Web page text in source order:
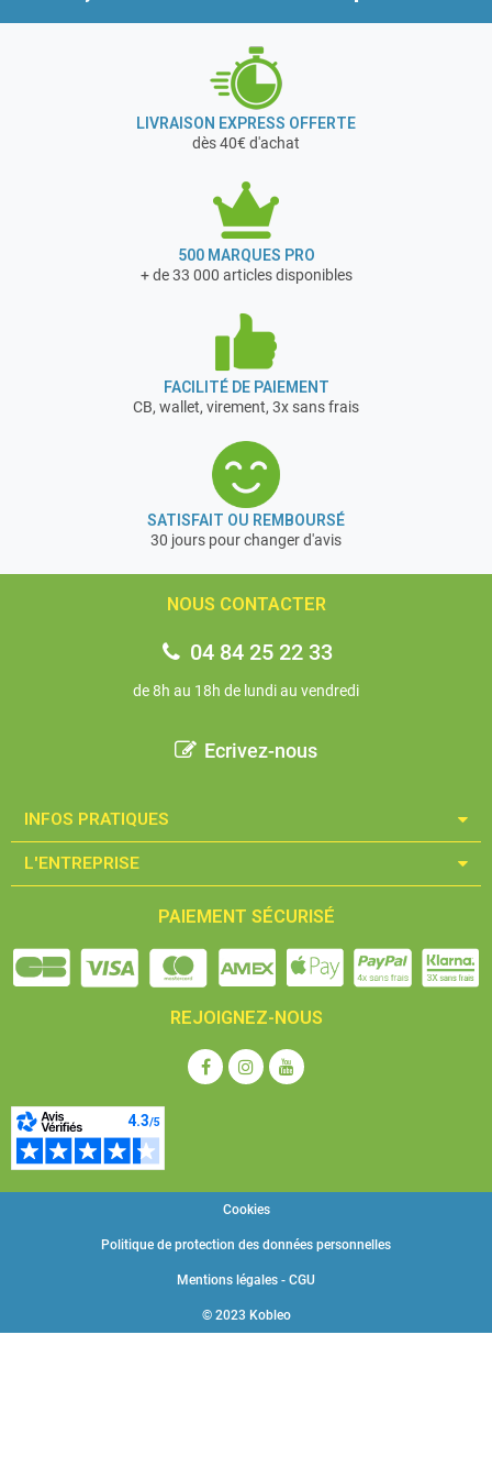
LIVRAISON EXPRESS OFFERTE
dès 40€ d'achat
500 MARQUES PRO
+ de 33 000 articles disponibles
FACILITÉ DE PAIEMENT
CB, wallet, virement, 3x sans frais
SATISFAIT OU REMBOURSÉ
30 jours pour changer d'avis
NOUS CONTACTER
04 84 25 22 33
de 8h au 18h de lundi au vendredi
Ecrivez-nous
INFOS PRATIQUES​
L'ENTREPRISE​
PAIEMENT SÉCURISÉ
REJOIGNEZ-NOUS
© 2023 Kobleo
Mentions légales - CGU
Politique de protection des données personnelles
Cookies